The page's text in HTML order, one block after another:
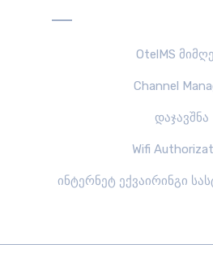
OtelMS
Channel
დაჯავშნა
Wifi
ინტერნეტ ექვაირინგი